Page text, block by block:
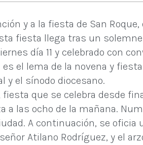
y a la fiesta de San
fiesta llega tras un
día 11 y celebrado con
el lema de la novena y
y el sínodo diocesano.
fiesta que se celebra desde
las ocho de la mañana.
A continuación, se oficia
Atilano Rodríguez, y el